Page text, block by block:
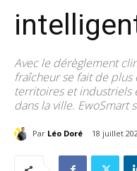
Avec le dérèglement
fraîcheur se fait de
territoires et industriels
dans la ville. EwoSmart
Par Léo Doré 18 juillet